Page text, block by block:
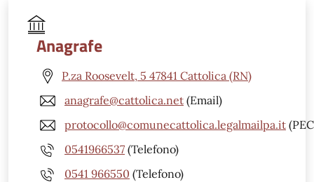
Anagrafe
P.za Roosevelt, 5 47841 Cattolica (RN)
anagrafe@cattolica.net (Email)
protocollo@comunecattolica.legalmailpa.it
0541966537 (Telefono)
0541 966550 (Telefono)